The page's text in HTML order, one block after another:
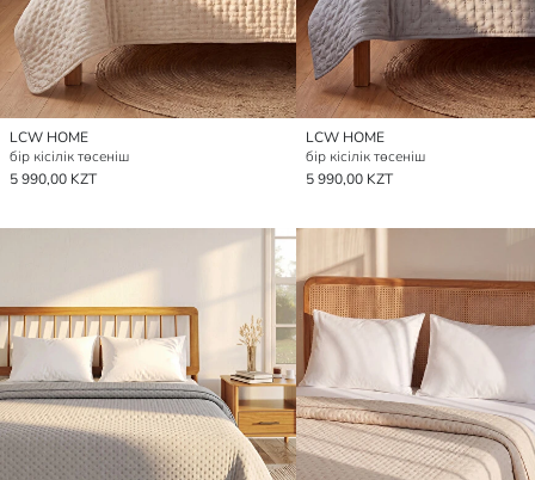
LCW HOME
бір кісілік төсеніш
5 990,00 KZT
LCW HOME
бір кісілік төсеніш
5 990,00 KZT